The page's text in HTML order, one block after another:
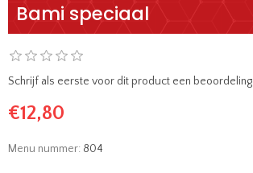
Bami speciaal
Schrijf als eerste voor dit product een beoordeling
€12,80
Menu nummer: 804